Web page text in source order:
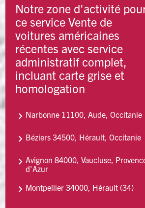
Notre zone d'activité
ce service Vente de
voitures américaines
récentes avec service
administratif complet,
incluant carte grise et
homologation
Narbonne 11100, Aude, Occitanie
Béziers 34500, Hérault, Occitanie
Avignon 84000, Vaucluse,
d'Azur
Montpellier 34000, Hérault (34)